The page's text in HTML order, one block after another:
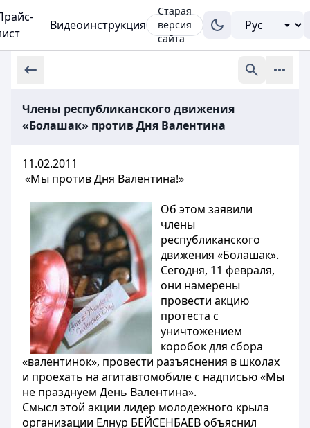
Видеоинструкция
Старая
версия
сайта
Члены республиканского движения
«Болашак» против Дня Валентина
11.02.2011
«Мы против Дня Валентина!»
Об этом заявили
члены
республиканского
движения «Болашак».
Сегодня, 11 февраля,
они намерены
провести акцию
протеста с
уничтожением
коробок для сбора
«валентинок», провести разъяснения в школах
и проехать на агитавтомобиле с надписью «Мы
не празднуем День Валентина».
Смысл этой акции лидер молодежного крыла
организации Елнур БЕЙСЕНБАЕВ объяснил